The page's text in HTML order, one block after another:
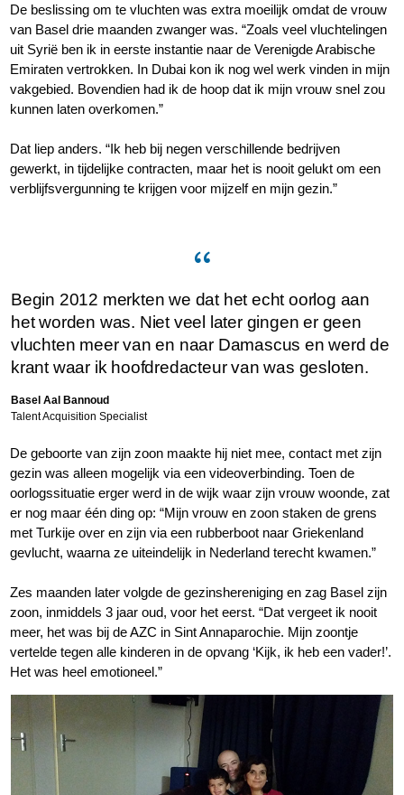
De beslissing om te vluchten was extra moeilijk omdat de vrouw
van Basel drie maanden zwanger was. “Zoals veel vluchtelingen
uit Syrië ben ik in eerste instantie naar de Verenigde Arabische
Emiraten vertrokken. In Dubai kon ik nog wel werk vinden in mijn
vakgebied. Bovendien had ik de hoop dat ik mijn vrouw snel zou
kunnen laten overkomen.”
Dat liep anders. “Ik heb bij negen verschillende bedrijven
gewerkt, in tijdelijke contracten, maar het is nooit gelukt om een
verblijfsvergunning te krijgen voor mijzelf en mijn gezin.”
Begin 2012 merkten we dat het echt oorlog aan
het worden was. Niet veel later gingen er geen
vluchten meer van en naar Damascus en werd de
krant waar ik hoofdredacteur van was gesloten.
Basel Aal Bannoud
Talent Acquisition Specialist
De geboorte van zijn zoon maakte hij niet mee, contact met zijn
gezin was alleen mogelijk via een videoverbinding. Toen de
oorlogssituatie erger werd in de wijk waar zijn vrouw woonde, zat
er nog maar één ding op: “Mijn vrouw en zoon staken de grens
met Turkije over en zijn via een rubberboot naar Griekenland
gevlucht, waarna ze uiteindelijk in Nederland terecht kwamen.”
Zes maanden later volgde de gezinshereniging en zag Basel zijn
zoon, inmiddels 3 jaar oud, voor het eerst. “Dat vergeet ik nooit
meer, het was bij de AZC in Sint Annaparochie. Mijn zoontje
vertelde tegen alle kinderen in de opvang ‘Kijk, ik heb een vader!’.
Het was heel emotioneel.”